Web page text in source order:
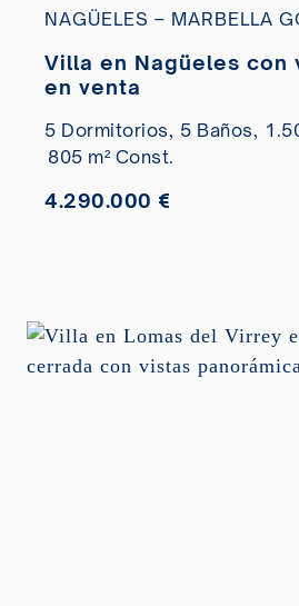
NAGÜELES – MARBELLA
Villa en Nagüeles con
en venta
5 Dormitorios, 5 Baños,
805 m² Const.
4.290.000 €